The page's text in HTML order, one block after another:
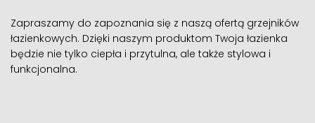
Zapraszamy do zapoznania się z naszą ofertą grzejników
łazienkowych. Dzięki naszym produktom Twoja łazienka
będzie nie tylko ciepła i przytulna, ale także stylowa i
funkcjonalna.